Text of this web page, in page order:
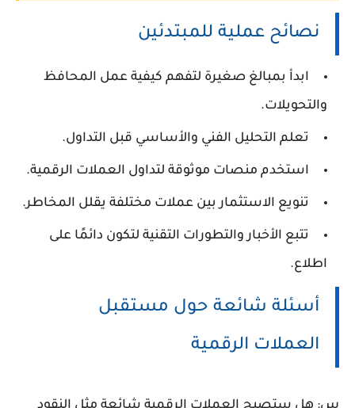
نصائح عملية للمبتدئين
ابدأ بمبالغ صغيرة لتفهم كيفية عمل المحافظ
والتحويلات.
تعلم التحليل الفني والأساسي قبل التداول.
استخدم منصات موثوقة لتداول العملات الرقمية.
تنويع الاستثمار بين عملات مختلفة يقلل المخاطر.
تتبع الأخبار والتطورات التقنية لتكون دائمًا على
اطلاع.
أسئلة شائعة حول مستقبل
العملات الرقمية